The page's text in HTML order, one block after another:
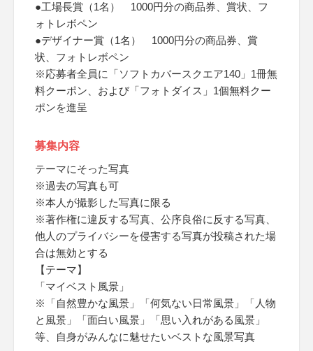
●工場長賞（1名） 1000円分の商品券、賞状、フ
ォトレボペン
●デザイナー賞（1名） 1000円分の商品券、賞
状、フォトレボペン
※応募者全員に「ソフトカバースクエア140」1冊無
料クーポン、および「フォトダイス」1個無料クー
ポンを進呈
募集内容
テーマにそった写真
※過去の写真も可
※本人が撮影した写真に限る
※著作権に違反する写真、公序良俗に反する写真、
他人のプライバシーを侵害する写真が投稿された場
合は無効とする
【テーマ】
「マイベスト風景」
※「自然豊かな風景」「何気ない日常風景」「人物
と風景」「面白い風景」「思い入れがある風景」
等、自身がみんなに魅せたいベストな風景写真